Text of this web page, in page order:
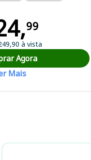
- Prefeitura Municipal
99
à vista
Agora
Mais